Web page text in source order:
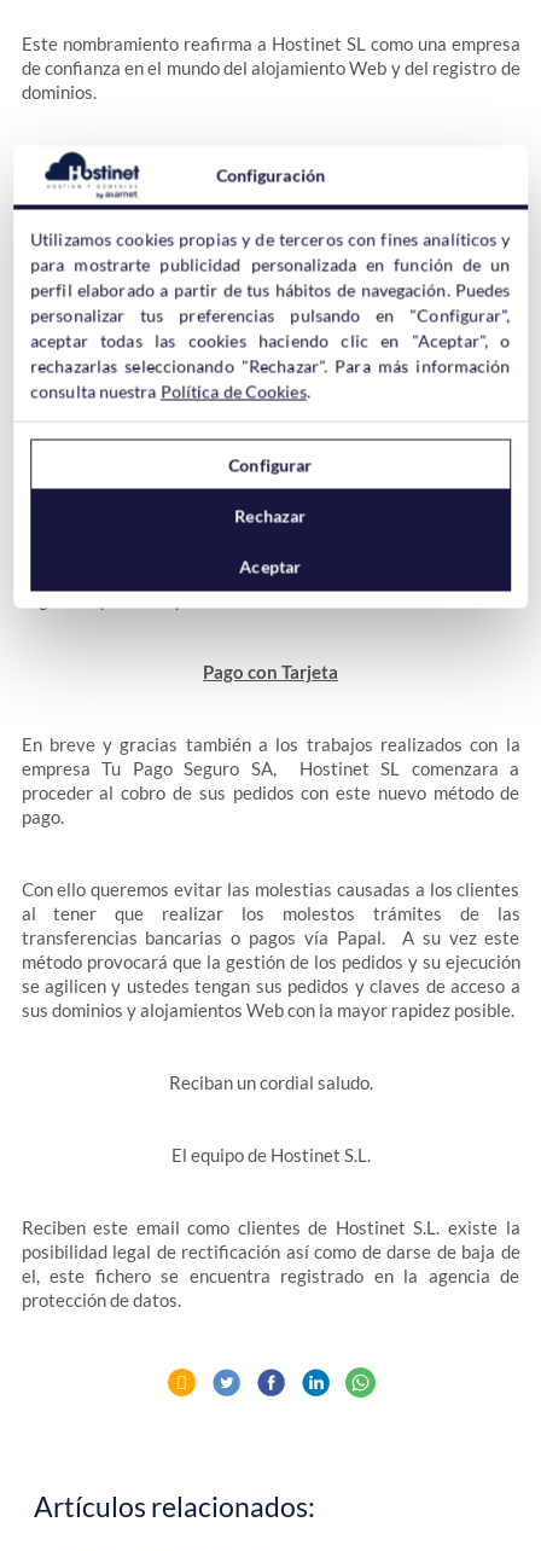
Este nombramiento reafirma a Hostinet SL como una empresa
de confianza en el mundo del alojamiento Web y del registro de
dominios.
Servicios SmS
Gracias a la alianza realizada con la empresa Tu Pago Seguro
SA y a los servicios que esta presta, Hostinet SL está en
posición de mejorar el servicio de aviso y alertas a sus clientes
introduciendo el sistema SMS en el contacto con todos ustedes.
Así ante un aviso urgente, notificación de caducidad de
dominios o servicios nuestra empresa contara con una
proceso de comunicación como el de renovaciones.
Para que dicha herramienta sea del todo eficaz es necesario
panel de clientes http://www.hostinet.com/central por ello les
rogamos que verifiquen sus datos de contacto.
Pago con Tarjeta
En breve y gracias también a los trabajos realizados con la
empresa Tu Pago Seguro SA, Hostinet SL comenzara a
proceder al cobro de sus pedidos con este nuevo método de
pago.
Con ello queremos evitar las molestias causadas a los clientes
al tener que realizar los molestos trámites de las
transferencias bancarias o pagos vía Papal. A su vez este
método provocará que la gestión de los pedidos y su ejecución
se agilicen y ustedes tengan sus pedidos y claves de acceso a
sus dominios y alojamientos Web con la mayor rapidez posible.
Reciban un cordial saludo.
El equipo de Hostinet S.L.
Reciben este email como clientes de Hostinet S.L. existe la
posibilidad legal de rectificación así como de darse de baja de
el, este fichero se encuentra registrado en la agencia de
protección de datos.
Artículos relacionados:
Configuración
Utilizamos cookies propias y de terceros con fines analíticos y
para mostrarte publicidad personalizada en función de un
perfil elaborado a partir de tus hábitos de navegación. Puedes
personalizar tus preferencias pulsando en "Configurar",
aceptar todas las cookies haciendo clic en "Aceptar", o
rechazarlas seleccionando "Rechazar". Para más información
consulta nuestra Política de Cookies.
Configurar
Rechazar
Aceptar